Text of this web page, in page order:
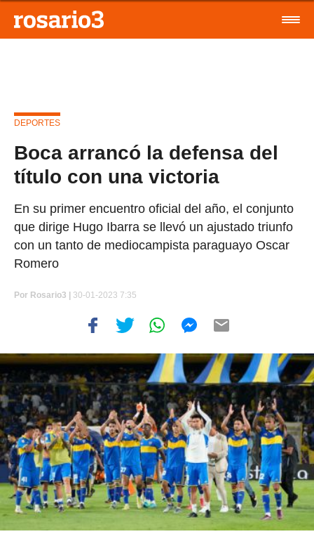
DEPORTES
Boca arrancó la defensa del
título con una victoria
En su primer encuentro oficial del año, el conjunto
que dirige Hugo Ibarra se llevó un ajustado triunfo
con un tanto de mediocampista paraguayo Oscar
Romero
Por Rosario3 | 30-01-2023 7:35